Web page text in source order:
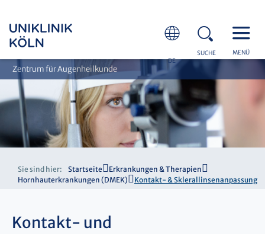
DE
SUCHE MENÜ
Zentrum für Augenheilkunde
Sie sind hier: Startseite
Erkrankungen & Therapien
Hornhauterkrankungen (DMEK)
Kontakt- & Sklerallinsenanpassung
Kontakt- und